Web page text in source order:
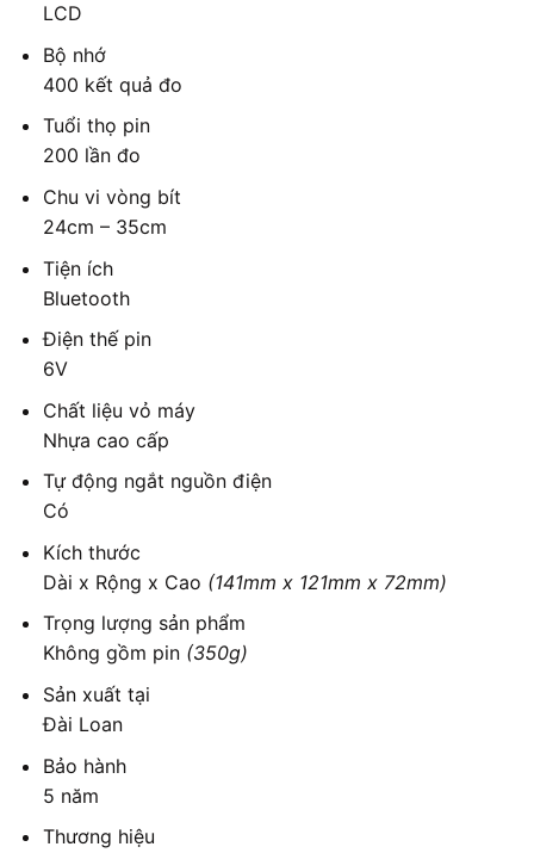
LCD
Bộ nhớ
400 kết quả đo
Tuổi thọ pin
200 lần đo
Chu vi vòng bít
24cm – 35cm
Tiện ích
Bluetooth
Điện thế pin
6V
Chất liệu vỏ máy
Nhựa cao cấp
Tự động ngắt nguồn điện
Có
Kích thước
Dài x Rộng x Cao (141mm x 121mm x 72mm)
Trọng lượng sản phẩm
Không gồm pin (350g)
Sản xuất tại
Đài Loan
Bảo hành
5 năm
Thương hiệu